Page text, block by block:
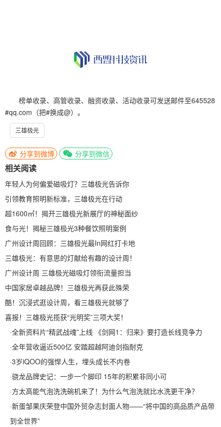
榜单收录、高管收录、融资收录、活动收录可发送邮件至645528
#qq.com（把#换成@）。
三雄极光
分享到微博 分享到微信
相关阅读
年轻人为何偏爱磁吸灯？三雄极光告诉你
引领教育照明新标准，三雄极光在行动
超1600㎡！揭开三雄极光新展厅的神秘面纱
食与光！揭秘三雄极光3种餐饮照明案例
广州设计周回顾：三雄极光最In网红打卡地
三雄极光：有意思的灯献给有趣的设计周！
广州设计周 三雄极光磁吸灯领衔流量担当
中国家居卓越品牌！三雄极光再获此殊荣
酷！沉浸式逛设计周，看三雄极光就够了
喜报！三雄极光揽获“光明奖”三项大奖！
·全新资料片“精武战魂”上线 《剑网1：归来》要打造长线竞争力
·全年营收逼近500亿 安踏超越阿迪剑指耐克
·3岁iQOO的强悍人生，埋头成长不内卷
·骁龙品牌史记：一步一个脚印 15年的积累非同小可
·方太高能气泡洗洗碗机来了！为什么气泡洗就比水洗更干净？
·新蛋邹果庆荣登中国外贸杂志封面人物——“将中国的高品质产品带
到全世界”